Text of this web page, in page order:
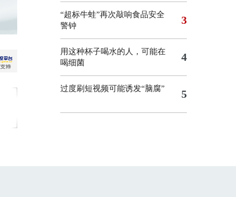
“超标牛蛙”再次敲响食品安全
警钟
3
用这种杯子喝水的人，可能在
喝细菌
4
过度刷短视频可能诱发“脑腐” 5